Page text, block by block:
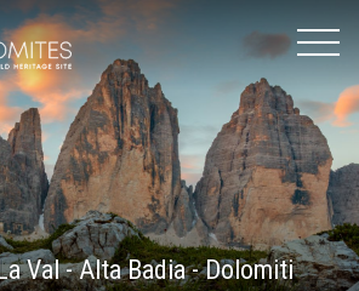
Val - Alta Badia - Dolomiti